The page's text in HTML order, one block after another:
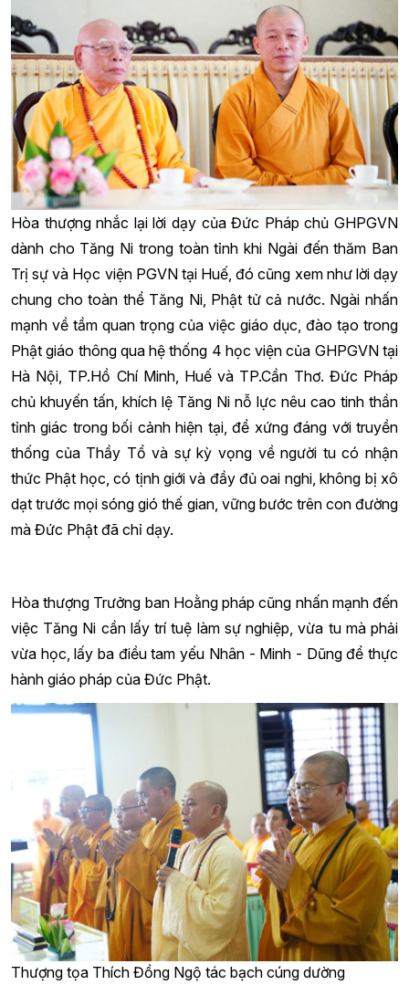
Hòa thượng nhắc lại lời dạy của Đức Pháp chủ GHPGVN
dành cho Tăng Ni trong toàn tỉnh khi Ngài đến thăm Ban
Trị sự và Học viện PGVN tại Huế, đó cũng xem như lời dạy
chung cho toàn thể Tăng Ni, Phật tử cả nước. Ngài nhấn
mạnh về tầm quan trọng của việc giáo dục, đào tạo trong
Phật giáo thông qua hệ thống 4 học viện của GHPGVN tại
Hà Nội, TP.Hồ Chí Minh, Huế và TP.Cần Thơ. Đức Pháp
chủ khuyến tấn, khích lệ Tăng Ni nỗ lực nêu cao tinh thần
tỉnh giác trong bối cảnh hiện tại, để xứng đáng với truyền
thống của Thầy Tổ và sự kỳ vọng về người tu có nhận
thức Phật học, có tịnh giới và đầy đủ oai nghi, không bị xô
dạt trước mọi sóng gió thế gian, vững bước trên con đường
mà Đức Phật đã chỉ dạy.
Hòa thượng Trưởng ban Hoằng pháp cũng nhấn mạnh đến
việc Tăng Ni cần lấy trí tuệ làm sự nghiệp, vừa tu mà phải
vừa học, lấy ba điều tam yếu Nhân - Minh - Dũng để thực
hành giáo pháp của Đức Phật.
Thượng tọa Thích Đồng Ngộ tác bạch cúng dường